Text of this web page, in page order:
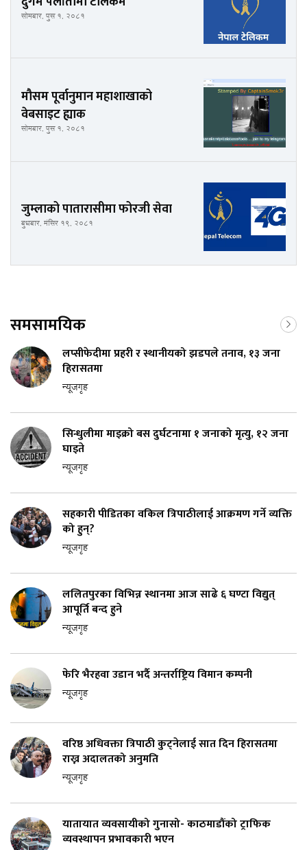
सोमबार, पुस १, २०८१
मौसम पूर्वानुमान महाशाखाको
वेबसाइट ह्याक
सोमबार, पुस १, २०८१
जुम्लाको पातारासीमा फोरजी सेवा
बुधबार, मंसिर १९, २०८१
समसामयिक
लप्सीफेदीमा प्रहरी र स्थानीयको झडपले तनाव, १३ जना
हिरासतमा
न्यूजगृह
सिन्धुलीमा माइक्रो बस दुर्घटनामा १ जनाको मृत्यु, १२ जना
घाइते
न्यूजगृह
सहकारी पीडितका वकिल त्रिपाठीलाई आक्रमण गर्ने व्यक्ति
को हुन्?
न्यूजगृह
ललितपुरका विभिन्न स्थानमा आज साढे ६ घण्टा विद्युत्
आपूर्ति बन्द हुने
न्यूजगृह
फेरि भैरहवा उडान भर्दै अन्तर्राष्ट्रिय विमान कम्पनी
न्यूजगृह
वरिष्ठ अधिवक्ता त्रिपाठी कुट्नेलाई सात दिन हिरासतमा
राख्न अदालतको अनुमति
न्यूजगृह
यातायात व्यवसायीको गुनासो- काठमाडौंको ट्राफिक
व्यवस्थापन प्रभावकारी भएन